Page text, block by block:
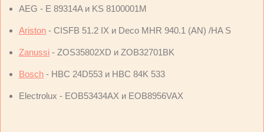
AEG - E 89314A и KS 8100001M
Ariston - CISFB 51.2 IX и Deco MHR 940.1 (AN) /HA S
Zanussi - ZOS35802XD и ZOB32701BK
Bosch - HBC 24D553 и HBC 84K 533
Electrolux - EOB53434AX и EOB8956VAX